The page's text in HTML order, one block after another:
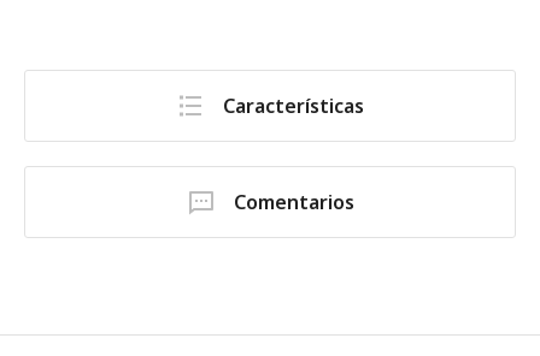
Características
Comentarios